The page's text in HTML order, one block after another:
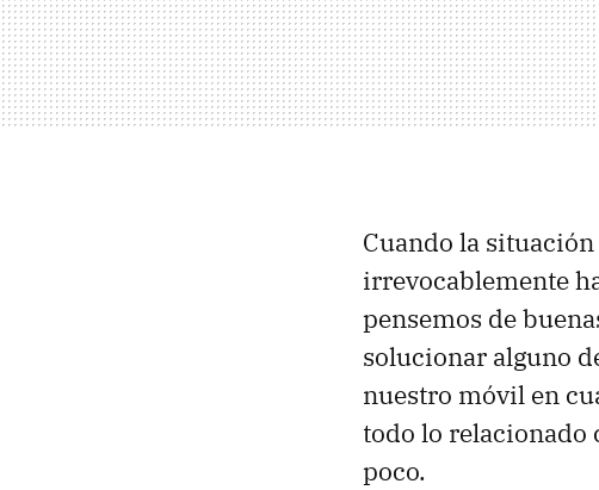
Cuando la
irrevocablemente
pensemos de
solucionar alguno
nuestro móvil en
todo lo relacionado
poco.